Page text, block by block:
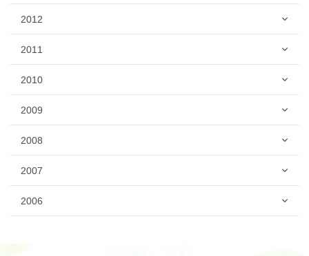
2012
2011
2010
2009
2008
2007
2006